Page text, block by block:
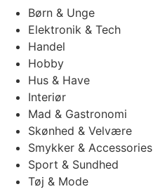
Børn & Unge
Elektronik & Tech
Handel
Hobby
Hus & Have
Interiør
Mad & Gastronomi
Skønhed & Velvære
Smykker & Accessories
Sport & Sundhed
Tøj & Mode